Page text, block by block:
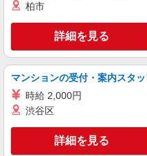
時給
ン代含む)/日
水前寺
キープ
派遣社員
株式会社kotrio /●KM-H-2021449
熊本市中央
ス看護師【
柏市
詳細を見る
マンションの受付・案内スタッ
時給 2,000円
渋谷区
詳細を見る